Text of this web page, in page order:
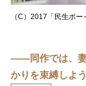
（C）2017「民生ボ
――同作では、妻
かりを束縛しよ